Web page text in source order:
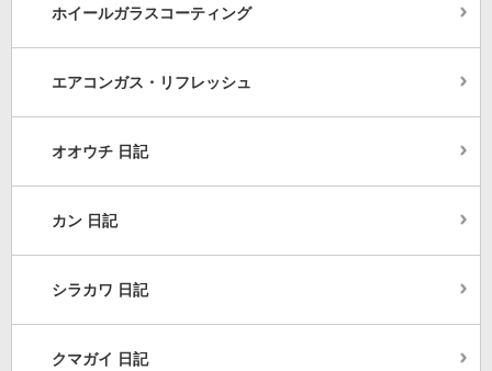
ホイールガラスコーティング
エアコンガス・リフレッシュ
オオウチ 日記
カン 日記
シラカワ 日記
クマガイ 日記